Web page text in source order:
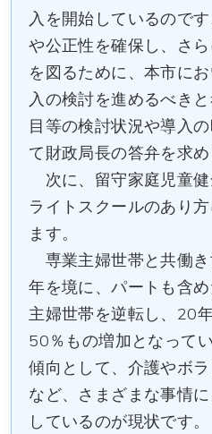
入を開始しているので
や公正性を確保し、さ
を図るために、本市に
入の検討を進めるべき
目等の検討状況や導入
て財政局長の答弁を求め
次に、留守家庭児童
ライトスクールのあり
ます。
専業主婦世帯と共働
年を境に、パートも含
主婦世帯を逆転し、20
50％もの増加となって
傾向として、介護やボ
など、さまざまな事情
しているのが現状です。